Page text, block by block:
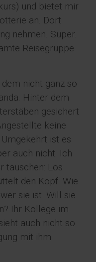
und bietet mir
an. Dort
nehmen. Super.
Reisegruppe
nicht ganz so
Hinter dem
gesichert
keine
ist es
auch nicht. Ich
tauschen: Los
den Kopf. Wie
sie ist. Will sie
Ihr Kollege im
auch nicht so
mit ihm